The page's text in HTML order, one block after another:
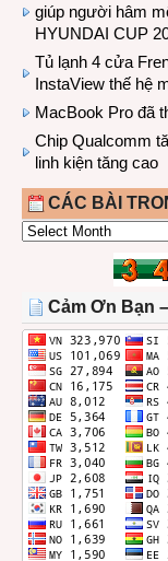
giúp người hâm
HYUNDAI CUP
Tủ lạnh 4 cửa
InstaView thế hệ
MacBook Pro đã
Chip Qualcomm
linh kiện tăng cao
CÁC BÀI
CÁC
THÁNG
Cảm Ơn Bạn